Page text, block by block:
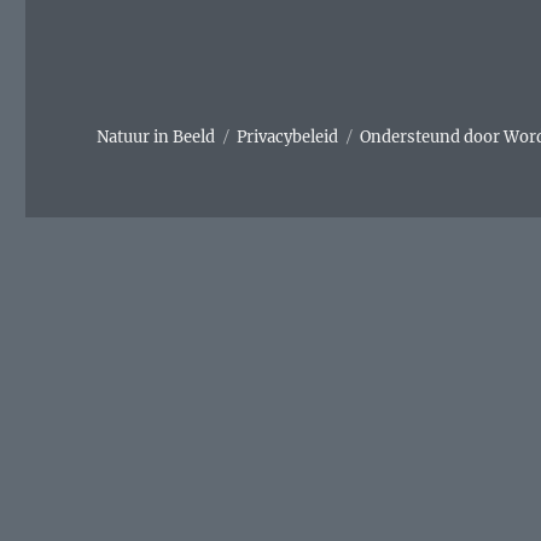
Natuur in Beeld Privacybeleid Ondersteund door